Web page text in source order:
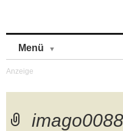
Menü